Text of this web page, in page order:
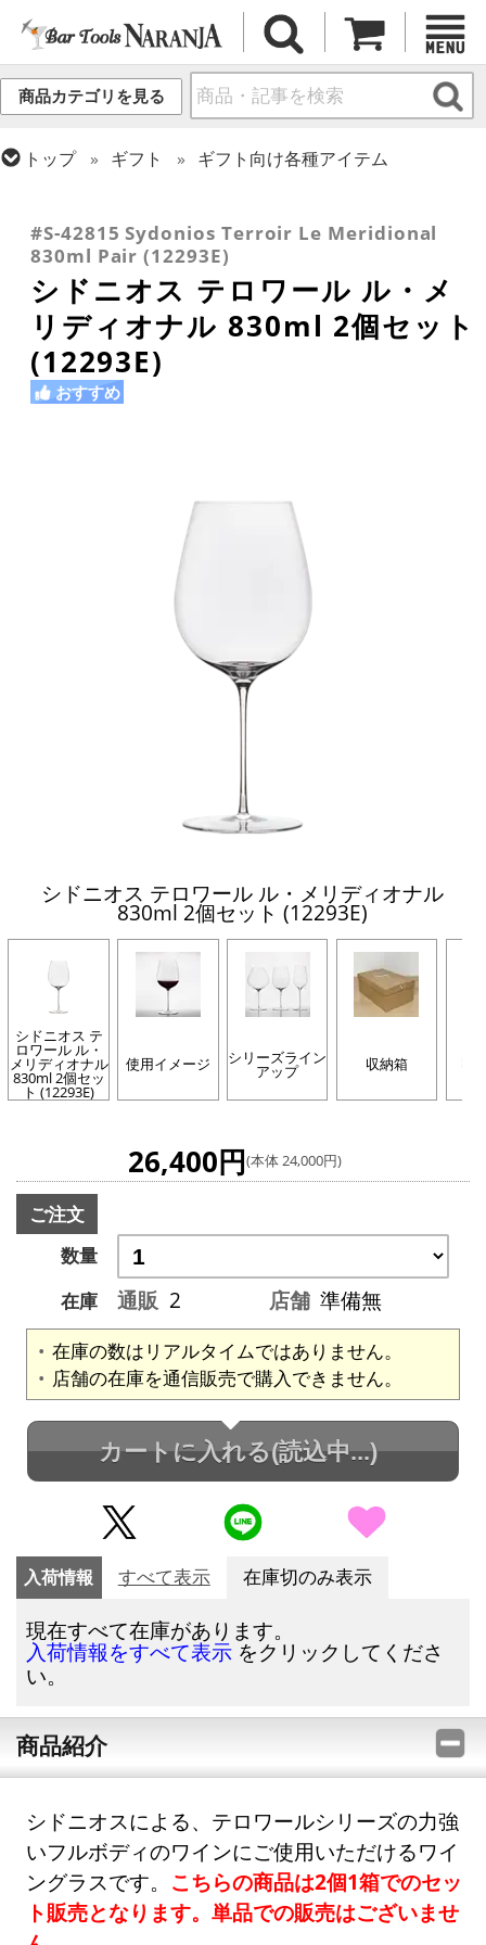
商品カテゴリを見る
トップ ギフト
ギフト向け各種アイテム
ワイングラス
その他ブランド
#S-42815 Sydonios Terroir Le Meridional
830ml Pair (12293E)
シドニオス テロワール ル・メ
リディオナル 830ml 2個セット
(12293E)
おすすめ
シドニオス テロワール ル・メリディオナル
830ml 2個セット (12293E)
シドニオス テ
ロワール ル・
メリディオナル
830ml 2個セッ
ト (12293E)
使用イメージ シリーズライン
アップ 収納箱
26,400円(本体 24,000円)
ご注文
数量
在庫
通販 2 店舗 準備無
在庫の数はリアルタイムではありません。
店舗の在庫を通信販売で購入できません。
カートに入れる(読込中...)
入荷情報 すべて表示 在庫切のみ表示
現在すべて在庫があります。
入荷情報をすべて表示 をクリックしてくださ
い。
商品紹介
シドニオスによる、テロワールシリーズの力強
いフルボディのワインにご使用いただけるワイ
ングラスです。 こちらの商品は2個1箱でのセッ
ト販売となります。単品での販売はございませ